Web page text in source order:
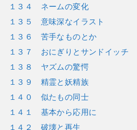
１３４ ネームの変化
１３５ 意味深なイラスト
１３６ 苦手なものとか
１３７ おにぎりとサンドイッチ
１３８ ヤズムの驚愕
１３９ 精霊と妖精族
１４０ 似たもの同士
１４１ 基本から応用に
１４２ 破壊と再生